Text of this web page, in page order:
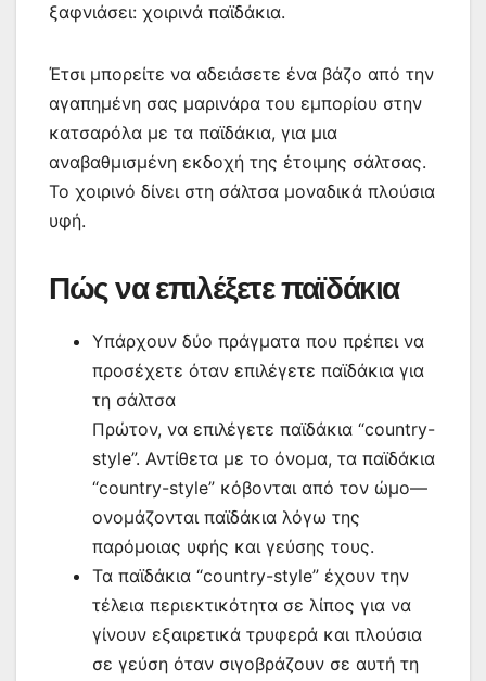
ξαφνιάσει: χοιρινά παϊδάκια.
Έτσι μπορείτε να αδειάσετε ένα βάζο από την
αγαπημένη σας μαρινάρα του εμπορίου στην
κατσαρόλα με τα παϊδάκια, για μια
αναβαθμισμένη εκδοχή της έτοιμης σάλτσας.
Το χοιρινό δίνει στη σάλτσα μοναδικά πλούσια
υφή.
Πώς να επιλέξετε παϊδάκια
Υπάρχουν δύο πράγματα που πρέπει να
προσέχετε όταν επιλέγετε παϊδάκια για
τη σάλτσα
Πρώτον, να επιλέγετε παϊδάκια “country-
style”. Αντίθετα με το όνομα, τα παϊδάκια
“country-style” κόβονται από τον ώμο—
ονομάζονται παϊδάκια λόγω της
παρόμοιας υφής και γεύσης τους.
Τα παϊδάκια “country-style” έχουν την
τέλεια περιεκτικότητα σε λίπος για να
γίνουν εξαιρετικά τρυφερά και πλούσια
σε γεύση όταν σιγοβράζουν σε αυτή τη